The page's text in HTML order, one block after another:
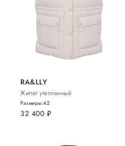
RA&LLY
Жилет утепленный
32 400 руб.
Размеры:42